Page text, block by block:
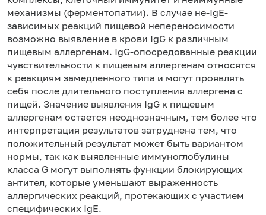
механизмы (ферментопатии). В случае не-IgE-
зависимых реакций пищевой непереносимости
возможно выявление в крови IgG к различным
пищевым аллергенам. IgG-опосредованные реакции
чувствительности к пищевым аллергенам относятся
к реакциям замедленного типа и могут проявлять
себя после длительного поступления аллергена с
пищей. Значение выявления IgG к пищевым
аллергенам остается неоднозначным, тем более что
интерпретация результатов затруднена тем, что
положительный результат может быть вариантом
нормы, так как выявленные иммуноглобулины
класса G могут выполнять функции блокирующих
антител, которые уменьшают выраженность
аллергических реакций, протекающих с участием
специфических IgE.